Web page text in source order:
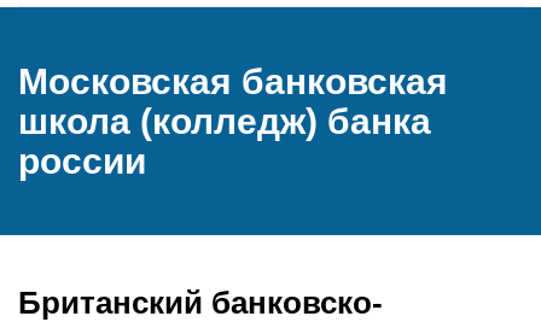
Московская банковская
школа (колледж) банка
россии
Британский банковско-